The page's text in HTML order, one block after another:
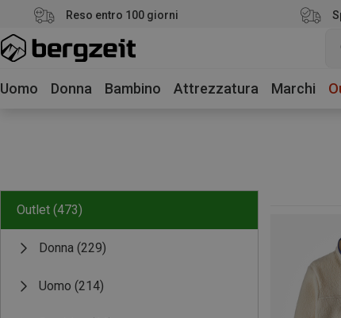
Reso entro 100 giorni
Uomo Donna Bambino Attrezzatura Marchi
Outlet (473)
Donna (229)
Uomo (214)